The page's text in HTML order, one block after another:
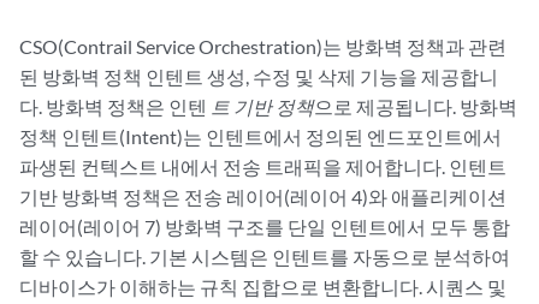
CSO(Contrail Service Orchestration)는 방화벽 정책과 관련
된 방화벽 정책 인텐트 생성, 수정 및 삭제 기능을 제공합니
다. 방화벽 정책은 인텐 트 기반 정책으로 제공됩니다. 방화벽
정책 인텐트(Intent)는 인텐트에서 정의된 엔드포인트에서
파생된 컨텍스트 내에서 전송 트래픽을 제어합니다. 인텐트
기반 방화벽 정책은 전송 레이어(레이어 4)와 애플리케이션
레이어(레이어 7) 방화벽 구조를 단일 인텐트에서 모두 통합
할 수 있습니다. 기본 시스템은 인텐트를 자동으로 분석하여
디바이스가 이해하는 규칙 집합으로 변환합니다. 시퀀스 및